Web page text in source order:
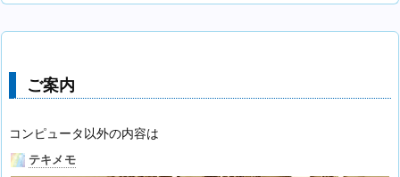
ご案内
コンピュータ以外の内容は